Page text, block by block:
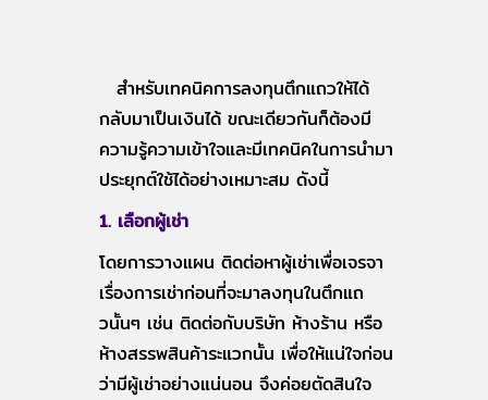
สำหรับเทคนิคการลงทุนตึกแถวให้ได้
กลับมาเป็นเงินได้ ขณะเดียวกันก็ต้องมี
ความรู้ความเข้าใจและมีเทคนิคในการนำมา
ประยุกต์ใช้ได้อย่างเหมาะสม ดังนี้
1. เลือกผู้เช่า
โดยการวางแผน ติดต่อหาผู้เช่าเพื่อเจรจา
เรื่องการเช่าก่อนที่จะมาลงทุนในตึกแถ
วนั้นๆ เช่น ติดต่อกับบริษัท ห้างร้าน หรือ
ห้างสรรพสินค้าระแวกนั้น เพื่อให้แน่ใจก่อน
ว่ามีผู้เช่าอย่างแน่นอน จึงค่อยตัดสินใจ